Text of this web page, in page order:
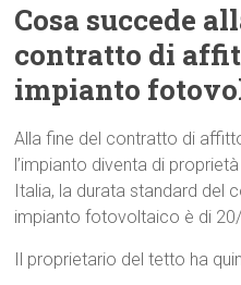
Cosa succede
contratto di
impianto
Alla fine del contratto di
l’impianto diventa di
Italia, la durata standard del
impianto fotovoltaico è di
Il proprietario del tetto ha